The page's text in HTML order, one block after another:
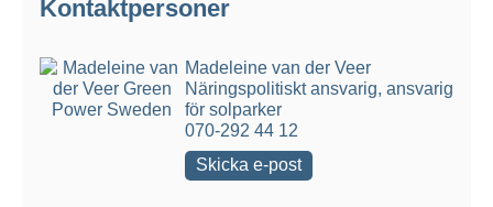
Kontaktpersoner
Madeleine van der Veer
Näringspolitiskt ansvarig, ansvarig
för solparker
070-292 44 12
Skicka e-post